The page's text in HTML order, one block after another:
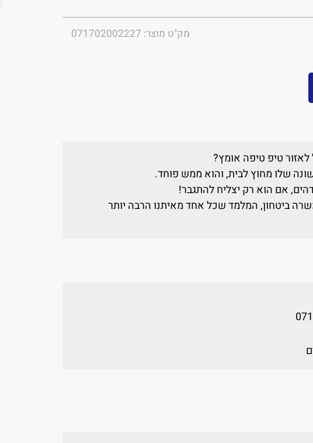
מק"ט מוצר: 071702002227
טיפ טיפה אומץ?
שלו מחוץ לבית, והוא ממש פוחד.
אם הוא רק יצליח להתגבר!
ביטחון, המלמד שכל אחד מאיתנו הרבה יותר